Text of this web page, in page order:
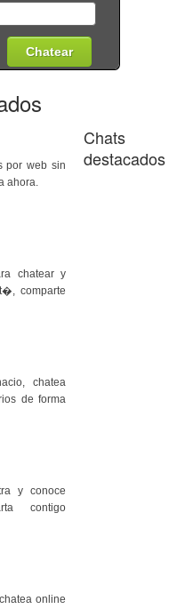
por web sin
ahora.
chatear y
comparte
chatea
de forma
y conoce
contigo
online
Chats
destacados